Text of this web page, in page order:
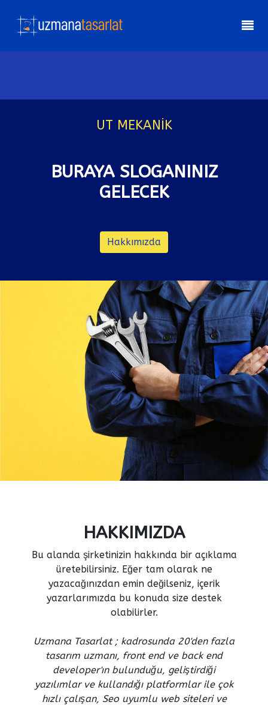
UT MEKANİK
BURAYA SLOGANINIZ
GELECEK
Hakkımızda
HAKKIMIZDA
Bu alanda şirketinizin hakkında bir açıklama
üretebilirsiniz. Eğer tam olarak ne
yazacağınızdan emin değilseniz, içerik
yazarlarımızda bu konuda size destek
olabilirler.
Uzmana Tasarlat ; kadrosunda 20'den fazla
tasarım uzmanı, front end ve back end
developer'ın bulunduğu, geliştirdiği
yazılımlar ve kullandığı platformlar ile çok
hızlı çalışan, Seo uyumlu web siteleri ve